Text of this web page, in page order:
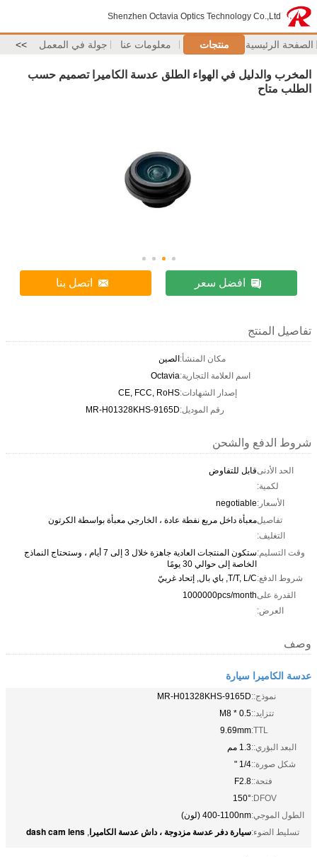
Shenzhen Octavia Optics Technology Co.,Ltd
الصفحة الرئيسية منتجات معلومات عنا جولة في المعمل >>
المخرب والدليل في الهواء الطلق عدسة الكاميرا تصميم حسب
الطلب متاح
افضل سعر اتصل بنا
تفاصيل المنتج
مكان المنشأ:الصين
اسم العلامة التجارية:Octavia
إصدار الشهادات:CE, FCC, RoHS
رقم الموديل:MR-H01328KHS-9165D
شروط الدفع والشحن
الحد الأدنى
لكمية:
قابل للتفاوض
الأسعار:negotiable
تفاصيل
التغليف:
معبأة داخل مربع نفطة عادة ، الخارجي معبأة بواسطة الكرتون
وقت التسليم:
ستكون المنتجات العادية جاهزة خلال 3 إلى 7 أيام ، وستحتاج النماذج
الخاصة إلى حوالي 30 يومًا
شروط الدفع:T/T, L/C, باي بال, إتحاد غربيّ
القدرة على
العرض:
1000000pcs/month
وصف
عدسة الكاميرا سيارة
نموذج::MR-H01328KHS-9165D
تتزايد::M8 * 0.5
TTL:
9.69mm
البعد البؤري::1.3 مم
شكل صورة::1/4 "
فتحة::F2.8
DFOV:
150°
الطول الموجي:400-1100nm (لون)
تسليط الضوء:سيارة دفر عدسة مزدوجة ، داش عدسة الكاميرا,
dash cam lens